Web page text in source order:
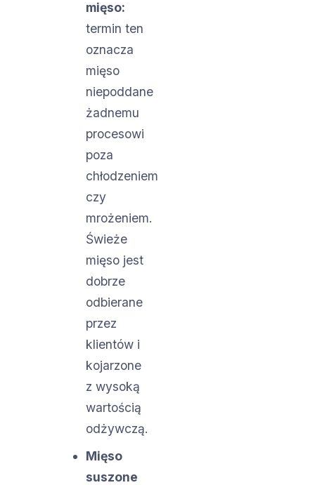
mięso:
termin ten
oznacza
mięso
niepoddane
żadnemu
procesowi
poza
chłodzeniem
czy
mrożeniem.
Świeże
mięso jest
dobrze
odbierane
przez
klientów i
kojarzone
z wysoką
wartością
odżywczą.
Mięso
suszone